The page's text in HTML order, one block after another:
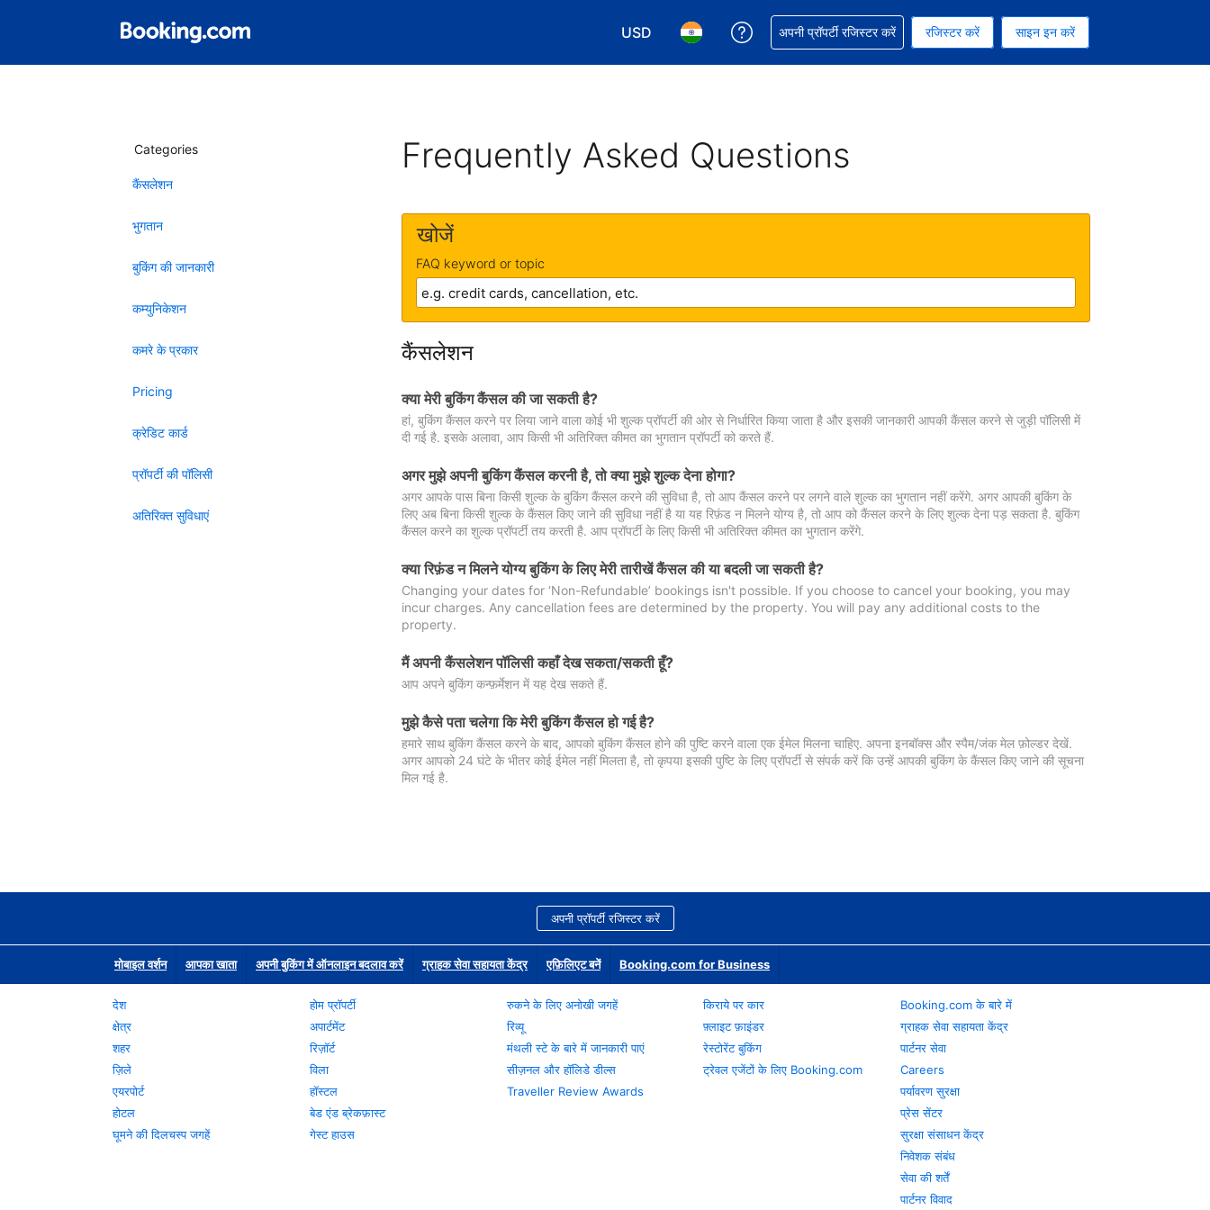
USD
अपनी करेंसी चुनें. आपने अभी USD करेंसी को चुना हुआ है
अपनी भाषा चुनें. आपने अभी हिन्दी भाषा को चुना हुआ है
अपनी बुकिंग में सहायता पाएं
अपनी प्रॉपर्टी रजिस्टर करें रजिस्टर करें साइन इन करें
Categories
कैंसलेशन
भुगतान
बुकिंग की जानकारी
कम्युनिकेशन
कमरे के प्रकार
Pricing
क्रेडिट कार्ड
प्रॉपर्टी की पॉलिसी
अतिरिक्त सुविधाएं
Frequently Asked Questions
खोजें
FAQ keyword or topic
कैंसलेशन
क्या मेरी बुकिंग कैंसल की जा सकती है?
हां, बुकिंग कैंसल करने पर लिया जाने वाला कोई भी शुल्क प्रॉपर्टी की ओर से निर्धारित किया जाता है और इसकी जानकारी आपकी कैंसल करने से जुड़ी पॉलिसी में
दी गई है. इसके अलावा, आप किसी भी अतिरिक्त कीमत का भुगतान प्रॉपर्टी को करते हैं.
अगर मुझे अपनी बुकिंग कैंसल करनी है, तो क्या मुझे शुल्क देना होगा?
अगर आपके पास बिना किसी शुल्क के बुकिंग कैंसल करने की सुविधा है, तो आप कैंसल करने पर लगने वाले शुल्क का भुगतान नहीं करेंगे. अगर आपकी बुकिंग के
लिए अब बिना किसी शुल्क के कैंसल किए जाने की सुविधा नहीं है या यह रिफ़ंड न मिलने योग्य है, तो आप को कैंसल करने के लिए शुल्क देना पड़ सकता है. बुकिंग
कैंसल करने का शुल्क प्रॉपर्टी तय करती है. आप प्रॉपर्टी के लिए किसी भी अतिरिक्त कीमत का भुगतान करेंगे.
क्या रिफ़ंड न मिलने योग्य बुकिंग के लिए मेरी तारीखें कैंसल की या बदली जा सकती है?
Changing your dates for ‘Non-Refundable’ bookings isn't possible. If you choose to cancel your booking, you may
incur charges. Any cancellation fees are determined by the property. You will pay any additional costs to the
property.
मैं अपनी कैंसलेशन पॉलिसी कहाँ देख सकता/सकती हूँ?
आप अपने बुकिंग कन्फ़र्मेशन में यह देख सकते हैं.
मुझे कैसे पता चलेगा कि मेरी बुकिंग कैंसल हो गई है?
हमारे साथ बुकिंग कैंसल करने के बाद, आपको बुकिंग कैंसल होने की पुष्टि करने वाला एक ईमेल मिलना चाहिए. अपना इनबॉक्स और स्पैम/जंक मेल फ़ोल्डर देखें.
अगर आपको 24 घंटे के भीतर कोई ईमेल नहीं मिलता है, तो कृपया इसकी पुष्टि के लिए प्रॉपर्टी से संपर्क करें कि उन्हें आपकी बुकिंग के कैंसल किए जाने की सूचना
मिल गई है.
अपनी प्रॉपर्टी रजिस्टर करें
मोबाइल वर्शन आपका खाता अपनी बुकिंग में ऑनलाइन बदलाव करें ग्राहक सेवा सहायता केंद्र एफ़िलिएट बनें Booking.com for Business
देश
क्षेत्र
शहर
ज़िले
एयरपोर्ट
होटल
घूमने की दिलचस्प जगहें
होम प्रॉपर्टी
अपार्टमेंट
रिज़ॉर्ट
विला
हॉस्टल
बेड एंड ब्रेकफ़ास्ट
गेस्ट हाउस
रुकने के लिए अनोखी जगहें
रिव्यू
मंथली स्टे के बारे में जानकारी पाएं
सीज़नल और हॉलिडे डील्स
Traveller Review Awards
किराये पर कार
फ़्लाइट फ़ाइंडर
रेस्टोरेंट बुकिंग
ट्रेवल एजेंटों के लिए Booking.com
Booking.com के बारे में
ग्राहक सेवा सहायता केंद्र
पार्टनर सेवा
Careers
पर्यावरण सुरक्षा
प्रेस सेंटर
सुरक्षा संसाधन केंद्र
निवेशक संबंध
सेवा की शर्तें
पार्टनर विवाद